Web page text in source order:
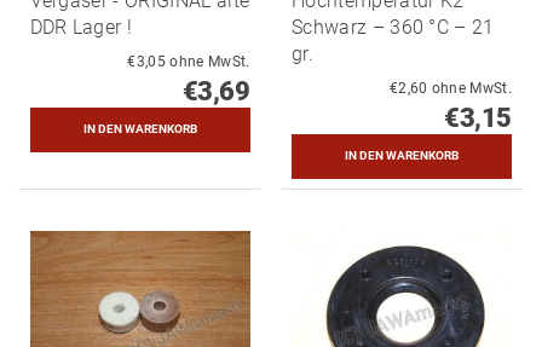
DDR Lager !
€3,05 ohne MwSt.
€3,69
Schwarz – 360 °C – 21
gr.
€2,60 ohne MwSt.
€3,15